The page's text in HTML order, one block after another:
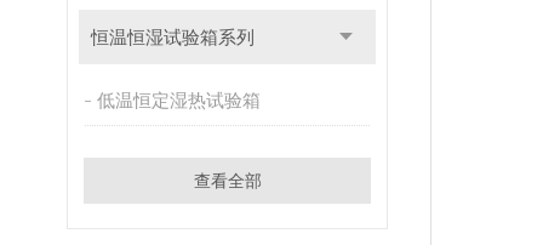
恒温恒湿试验箱系列
低温恒定湿热试验箱
查看全部